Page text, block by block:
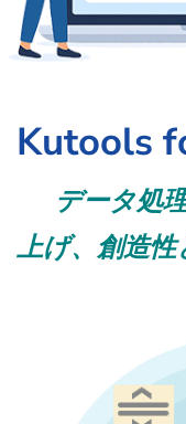
Kutools
データ処
上げ、創造性